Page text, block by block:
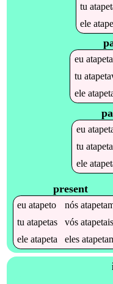
tu
ele
eu
tu
ele
eu
tu
ele
present
euatapeto nós
tuatapetas vósatapetais
eleatapeta eles